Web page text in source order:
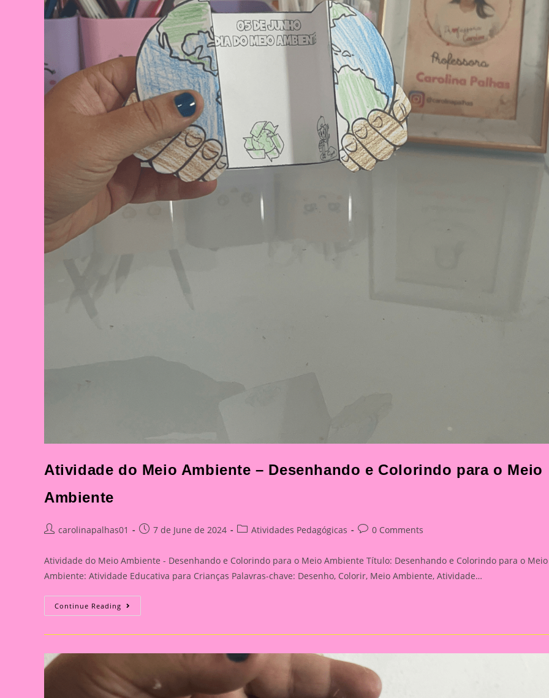
Atividade do Meio Ambiente – Desenhando e Colorindo para o Meio
Ambiente
Postcarolinapalhas01
Post7 de June de 2024
PostAtividades Pedagógicas
Post0 Comments
Atividade do Meio Ambiente - Desenhando e Colorindo para o Meio Ambiente Título: Desenhando e Colorindo para o Meio
Ambiente: Atividade Educativa para Crianças Palavras-chave: Desenho, Colorir, Meio Ambiente, Atividade…
Continue Reading Atividade
Do
E
Para
O
Meio